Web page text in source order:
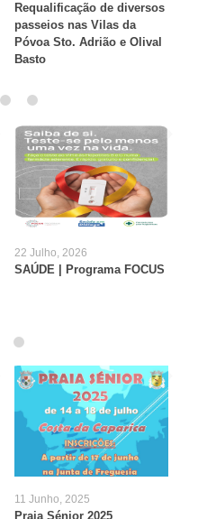
Requalificação de diversos
passeios nas Vilas da
Póvoa Sto. Adrião e Olival
Basto
22 Julho, 2026
SAÚDE | Programa FOCUS
11 Junho, 2025
Praia Sénior 2025